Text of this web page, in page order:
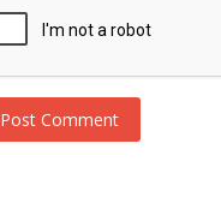
Post Comment